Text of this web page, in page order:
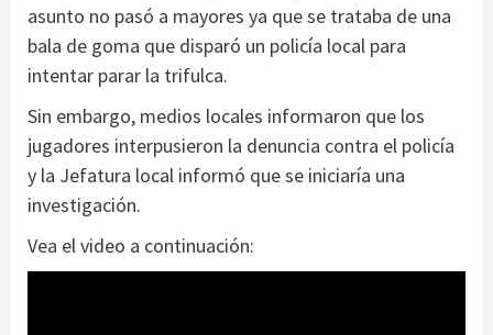
asunto no pasó a mayores ya que se trataba de una
bala de goma que disparó un policía local para
intentar parar la trifulca.
Sin embargo, medios locales informaron que los
jugadores interpusieron la denuncia contra el policía
y la Jefatura local informó que se iniciaría una
investigación.
Vea el video a continuación: